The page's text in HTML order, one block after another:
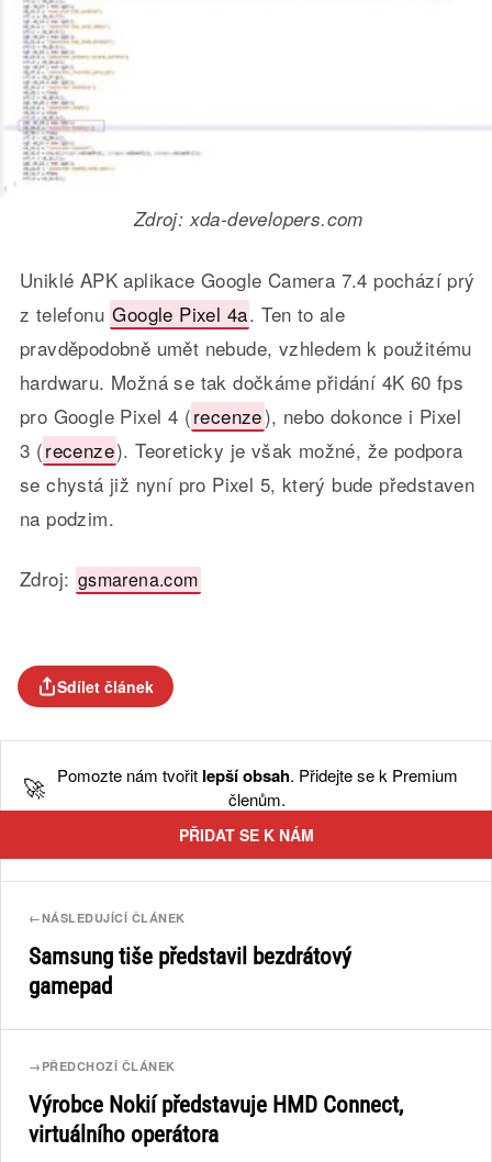
Zdroj: xda-developers.com
Uniklé APK aplikace Google Camera 7.4 pochází prý
z telefonu Google Pixel 4a. Ten to ale
pravděpodobně umět nebude, vzhledem k použitému
hardwaru. Možná se tak dočkáme přidání 4K 60 fps
pro Google Pixel 4 (recenze), nebo dokonce i Pixel
3 (recenze). Teoreticky je však možné, že podpora
se chystá již nyní pro Pixel 5, který bude představen
na podzim.
Zdroj: gsmarena.com
Sdílet článek
🚀 Pomozte nám tvořit lepší obsah. Přidejte se k Premium
členům.
PŘIDAT SE K NÁM
←NÁSLEDUJÍCÍ ČLÁNEK
Samsung tiše představil bezdrátový
gamepad
→ PŘEDCHOZÍ ČLÁNEK
Výrobce Nokií představuje HMD Connect,
virtuálního operátora